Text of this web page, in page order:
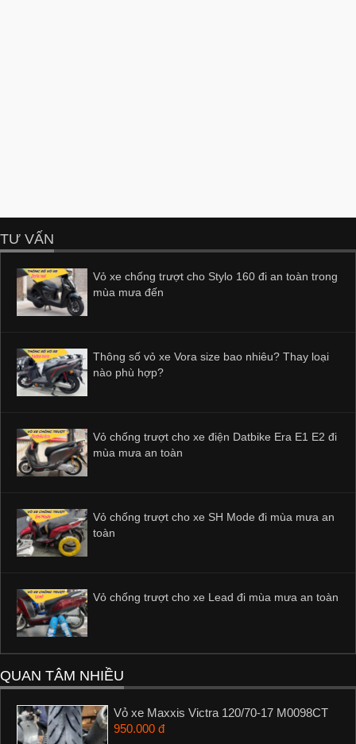
TƯ VẤN
Vỏ xe chống trượt cho Stylo 160 đi an toàn trong
mùa mưa đến
Thông số vỏ xe Vora size bao nhiêu? Thay loại
nào phù hợp?
Vỏ chống trượt cho xe điện Datbike Era E1 E2 đi
mùa mưa an toàn
Vỏ chống trượt cho xe SH Mode đi mùa mưa an
toàn
Vỏ chống trượt cho xe Lead đi mùa mưa an toàn
QUAN TÂM NHIỀU
Vỏ xe Maxxis Victra 120/70-17 M0098CT
950.000 đ